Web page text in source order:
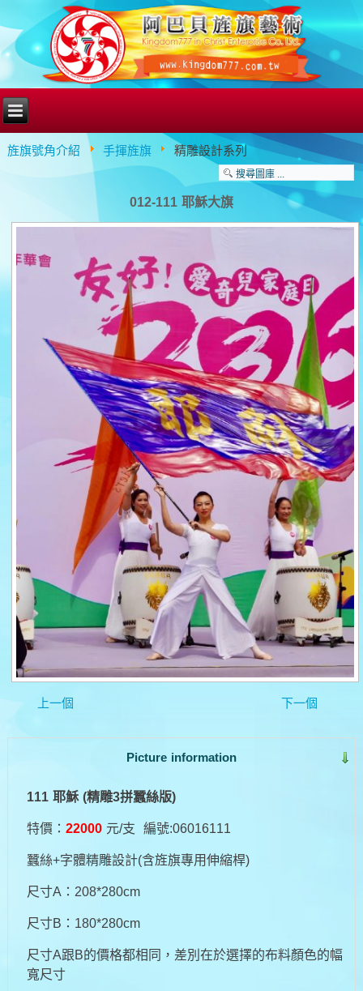
旌旗號角介紹 手揮旌旗 精雕設計系列
012-111 耶穌大旗
上一個 下一個
Picture information
111 耶穌 (精雕3拼蠶絲版)
特價： 22000元/支 編號:06016111
蠶絲+字體精雕設計(含旌旗專用伸縮桿)
尺寸A：208*280cm
尺寸B：180*280cm
尺寸A跟B的價格都相同，差別在於選擇的布料顏色的幅
寬尺寸